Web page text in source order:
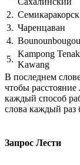
2. Семикаракорск
3. Чаренцаван
4.
5.
Kampong
Kawang
В последнем
чтобы
каждый способ
слова каждый раз
Запрос Лести